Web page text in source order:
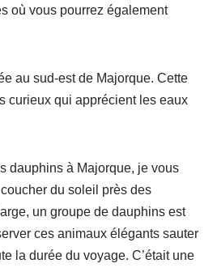
où vous pourrez également
au sud-est de Majorque. Cette
curieux qui apprécient les eaux
dauphins à Majorque, je vous
du soleil près des
un groupe de dauphins est
ces animaux élégants sauter
la durée du voyage. C’était une